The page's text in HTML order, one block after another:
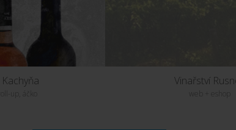
Vinařství
web + eshop